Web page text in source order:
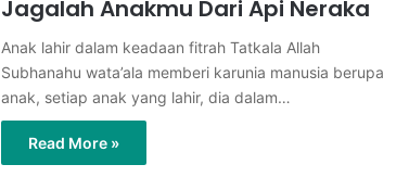
Jagalah Anakmu Dari Api Neraka
Anak lahir dalam keadaan fitrah Tatkala Allah
Subhanahu wata’ala memberi karunia manusia berupa
anak, setiap anak yang lahir, dia dalam…
Read More »